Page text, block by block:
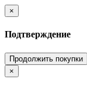
×
Подтверждение
Продолжить покупки
×